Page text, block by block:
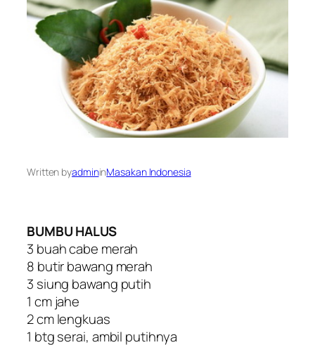
Written byadmininMasakan Indonesia
BUMBU HALUS
3 buah cabe merah
8 butir bawang merah
3 siung bawang putih
1 cm jahe
2 cm lengkuas
1 btg serai, ambil putihnya